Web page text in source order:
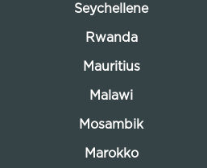
Seychellene
Rwanda
Mauritius
Malawi
Mosambik
Marokko